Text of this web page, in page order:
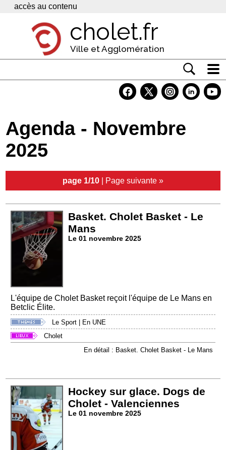
Panneau de gestion des cookies
accès au contenu
cholet.fr
Ville et Agglomération
Economie
Services
Contacts
Agenda - Novembre
2025
page 1/10 | Page suivante »
Basket. Cholet Basket - Le
Mans
Le 01 novembre 2025
L'équipe de Cholet Basket reçoit l'équipe de Le Mans en
Betclic Élite.
Le Sport | En UNE
Cholet
En détail : Basket. Cholet Basket - Le Mans
Hockey sur glace. Dogs de
Cholet - Valenciennes
Le 01 novembre 2025